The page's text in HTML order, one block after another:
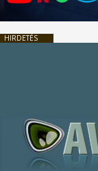
HIRDETÉS